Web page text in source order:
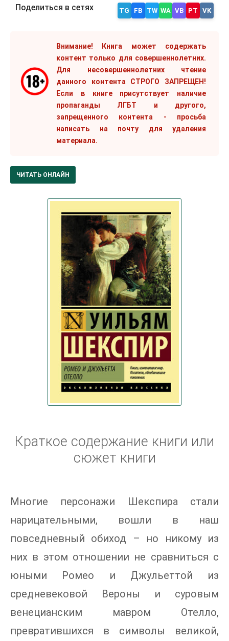
Поделиться в сетях TG FB TW WA VB PT VK
Внимание! Книга может содержать
контент только для совершеннолетних.
Для несовершеннолетних чтение
данного контента СТРОГО ЗАПРЕЩЕН!
Если в книге присутствует наличие
пропаганды ЛГБТ и другого,
запрещенного контента - просьба
написать на почту для удаления
материала.
ЧИТАТЬ ОНЛАЙН
Краткое содержание книги или
сюжет книги
Многие персонажи Шекспира стали
нарицательными, вошли в наш
повседневный обиход – но никому из
них в этом отношении не сравниться с
юными Ромео и Джульеттой из
средневековой Вероны и суровым
венецианским мавром Отелло,
превратившихся в символы великой,